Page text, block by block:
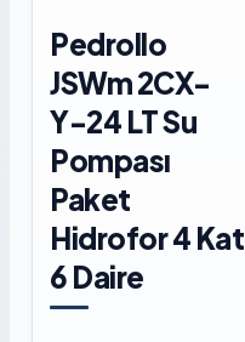
Pedrollo
JSWm 2CX-
Y-24 LT Su
Pompası
Paket
Hidrofor 4 Kat
6 Daire